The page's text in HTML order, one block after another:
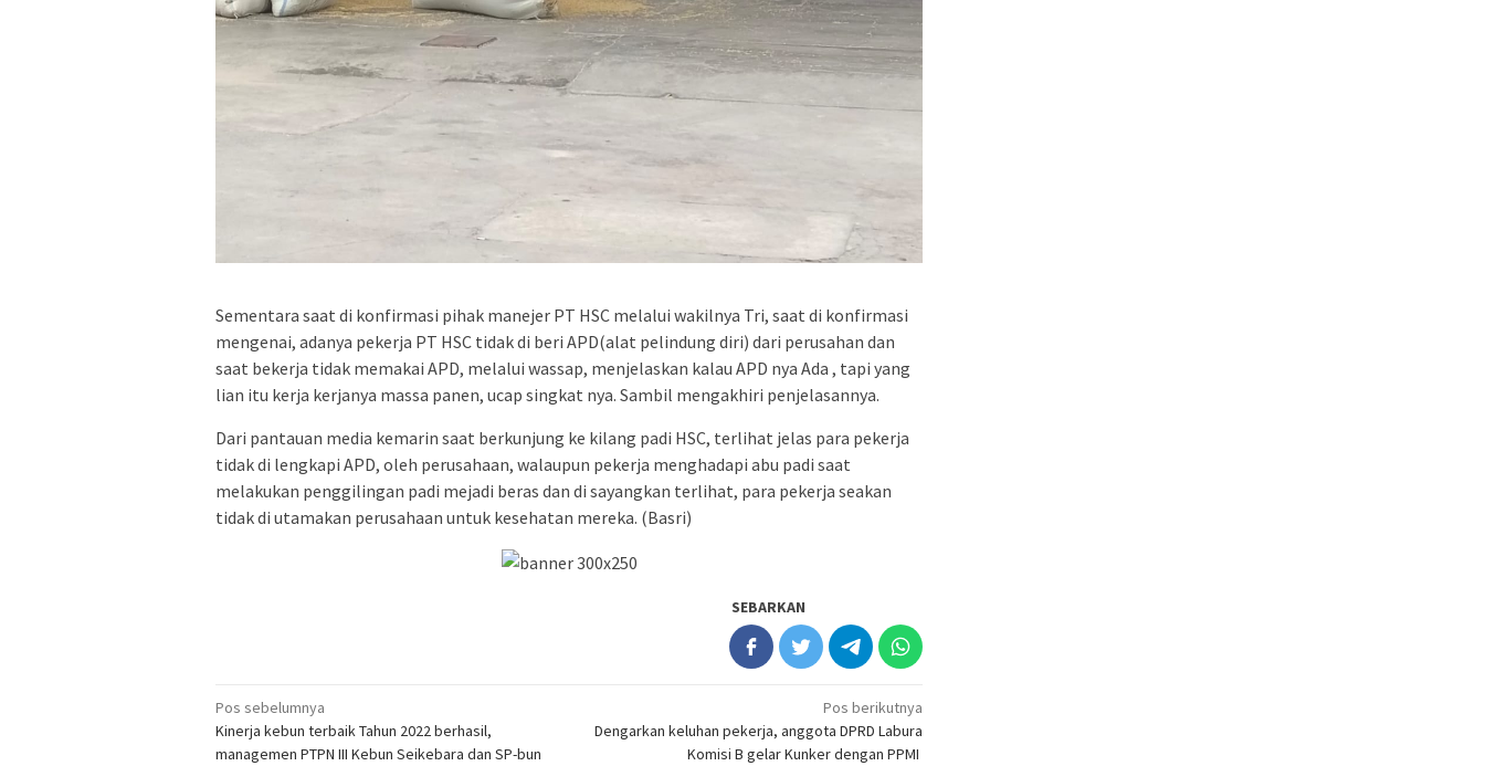
Sementara saat di konfirmasi pihak manejer PT HSC melalui wakilnya Tri, saat di konfirmasi
mengenai, adanya pekerja PT HSC tidak di beri APD(alat pelindung diri) dari perusahan dan
saat bekerja tidak memakai APD, melalui wassap, menjelaskan kalau APD nya Ada , tapi yang
lian itu kerja kerjanya massa panen, ucap singkat nya. Sambil mengakhiri penjelasannya.
Dari pantauan media kemarin saat berkunjung ke kilang padi HSC, terlihat jelas para pekerja
tidak di lengkapi APD, oleh perusahaan, walaupun pekerja menghadapi abu padi saat
melakukan penggilingan padi mejadi beras dan di sayangkan terlihat, para pekerja seakan
tidak di utamakan perusahaan untuk kesehatan mereka. (Basri)
SEBARKAN
Navigasi
pos
Pos sebelumnya
Kinerja kebun terbaik Tahun 2022 berhasil,
managemen PTPN III Kebun Seikebara dan SP-bun
Pos berikutnya
Dengarkan keluhan pekerja, anggota DPRD Labura
Komisi B gelar Kunker dengan PPMI